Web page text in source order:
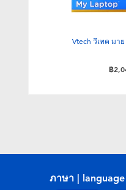
Vtech วีเทค มา
฿
ภาษา | language